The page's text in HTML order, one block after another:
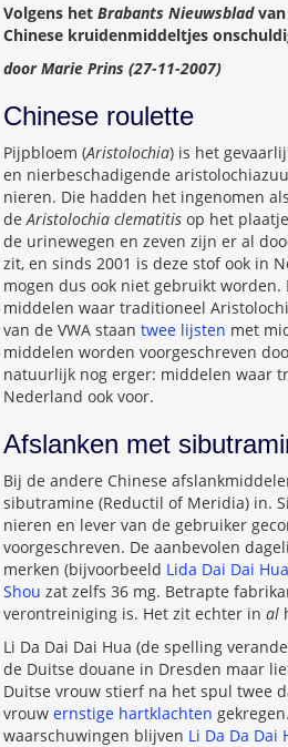
Volgens het Brabants Nieuwsbladvan
Chinese kruidenmiddeltjes
door Marie Prins (27-11-2007)
Chinese roulette
Pijpbloem (Aristolochia) is het
en nierbeschadigende
nieren. Die hadden het ingenomen
de Aristolochia clematitis op het
de urinewegen en zeven zijn er al
zit, en sinds 2001 is deze stof ook in
mogen dus ook niet gebruikt worden.
middelen waar traditioneel
van de VWA staan twee lijsten met
middelen worden voorgeschreven
natuurlijk nog erger: middelen waar
Nederland ook voor.
Afslanken met
Bij de andere Chinese
sibutramine (Reductil of Meridia) in.
nieren en lever van de gebruiker
voorgeschreven. De aanbevolen
merken (bijvoorbeeld Lida Dai Dai
Shou zat zelfs 36 mg. Betrapte
verontreiniging is. Het zit echter in al
Li Da Dai Dai Hua (de spelling
de Duitse douane in Dresden maar
Duitse vrouw stierf na het spul twee
vrouw ernstige hartklachten
waarschuwingen blijven Li Da Da Dai